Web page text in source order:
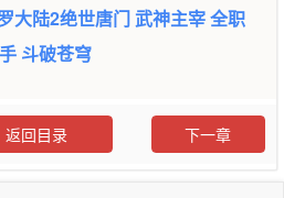
大陆2绝世唐门武神主宰全职
斗破苍穹
返回目录 下一章